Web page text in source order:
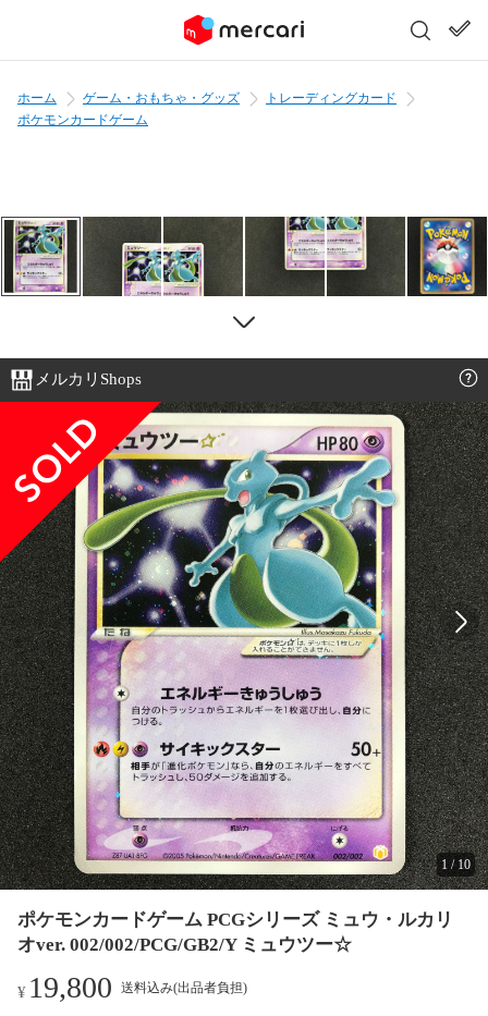
ホーム ゲーム・おもちゃ・グッズ
トレーディングカード
ポケモンカードゲーム
メルカリShops
1 / 10
ポケモンカードゲーム PCGシリーズ ミュウ・ルカリ
オver. 002/002/PCG/GB2/Y ミュウツー☆
¥ 19,800 送料込み(出品者負担)